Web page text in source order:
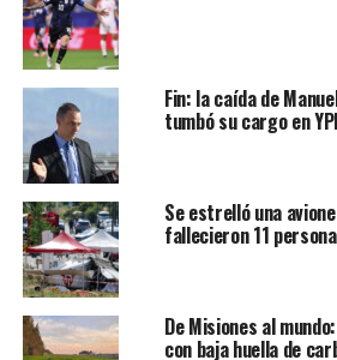
Fin: la caída de
tumbó su cargo en
Se estrelló una
fallecieron 11
De Misiones al
con baja huella de